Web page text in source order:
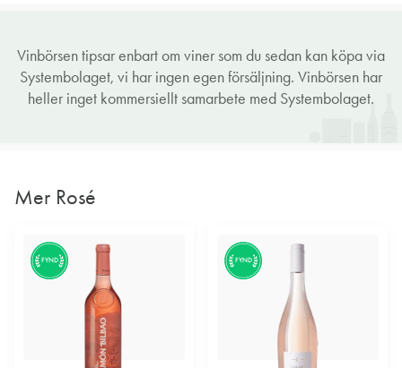
Vinbörsen tipsar enbart om viner som du sedan kan köpa via
Systembolaget, vi har ingen egen försäljning. Vinbörsen har
heller inget kommersiellt samarbete med Systembolaget.
Mer Rosé
FYND FYND